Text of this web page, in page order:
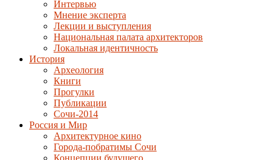
Интервью
Мнение эксперта
Лекции и выступления
Национальная палата архитекторов
Локальная идентичность
История
Археология
Книги
Прогулки
Публикации
Сочи-2014
Россия и Мир
Архитектурное кино
Города-побратимы Сочи